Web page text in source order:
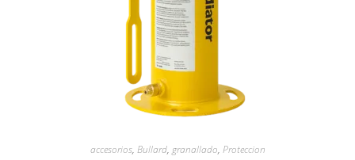
accesorios, Bullard, granallado, Proteccion